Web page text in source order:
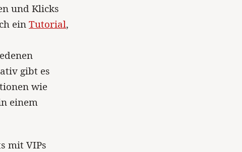
und Klicks
einTutorial,
gibt es
wie
einem
mit VIPs